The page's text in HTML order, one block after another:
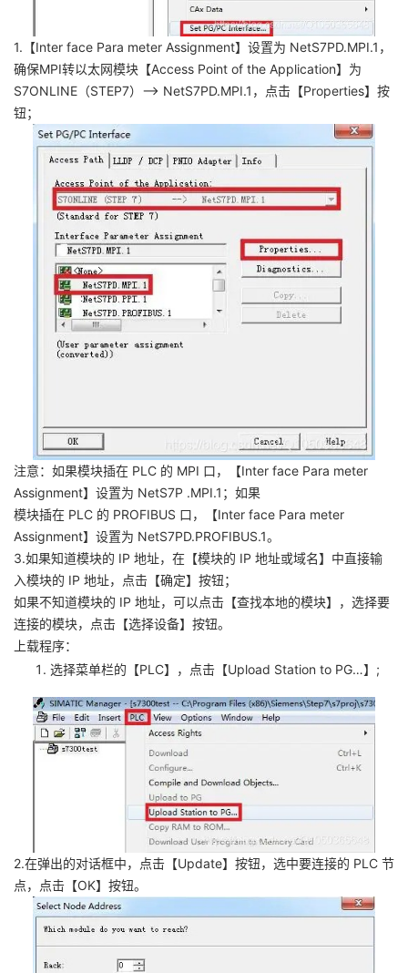
1.【Inter face Para meter Assignment】设置为 NetS7PD.MPI.1，
确保MPI转以太网模块【Access Point of the Application】为
S7ONLINE（STEP7）—> NetS7PD.MPI.1，点击【Properties】按
钮；
注意：如果模块插在 PLC 的 MPI 口，【Inter face Para meter
Assignment】设置为 NetS7P .MPI.1；如果
模块插在 PLC 的 PROFIBUS 口，【Inter face Para meter
Assignment】设置为 NetS7PD.PROFIBUS.1。
3.如果知道模块的 IP 地址，在【模块的 IP 地址或域名】中直接输
入模块的 IP 地址，点击【确定】按钮；
如果不知道模块的 IP 地址，可以点击【查找本地的模块】，选择要
连接的模块，点击【选择设备】按钮。
上载程序：
选择菜单栏的【PLC】，点击【Upload Station to PG…】;
2.在弹出的对话框中，点击【Update】按钮，选中要连接的 PLC 节
点，点击【OK】按钮。